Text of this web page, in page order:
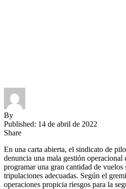
By
Published: 14 de abril de 2022
Share
En una carta abierta, el sindicato de
denuncia una mala gestión operacional
programar una gran cantidad de vuelos
tripulaciones adecuadas. Según el
operaciones propicia riesgos para la